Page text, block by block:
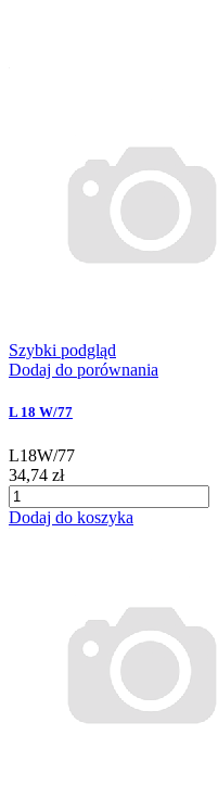
Szybki podgląd
Dodaj do porównania
L 18 W/77
L18W/77
34,74 zł
Dodaj do koszyka